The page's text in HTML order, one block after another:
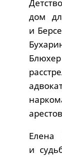
дом
и
и